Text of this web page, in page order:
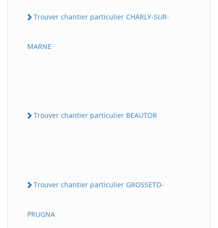
Trouver chantier particulier CHARLY-SUR-
MARNE
Trouver chantier particulier BEAUTOR
Trouver chantier particulier GROSSETO-
PRUGNA